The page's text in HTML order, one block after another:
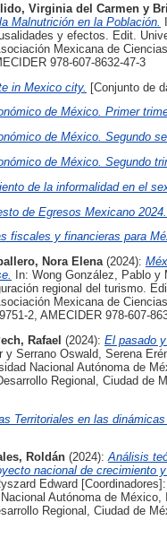
Virginia del Carmen y
Malnutrición en la Población.
y efectos. Edit.
Mexicana de
978-607-8632-47-3
in Mexico city. [Conjunto de
de México. Primer
de México. Segundo
de México. Segundo
de la informalidad en el
de Egresos Mexicano 2024.
fiscales y financieras para
Nora Elena (2024):
In: Wong González, Pablo y
regional del turismo.
Mexicana de
2, AMECIDER 978-607-
Rafael (2024): El pasado
y Serrano Oswald, Serena
Nacional Autónoma de
Regional, Ciudad de
Territoriales en las
Roldán (2024):Análisis
nacional de crecimiento
Edward
Autónoma de
Regional, Ciudad de